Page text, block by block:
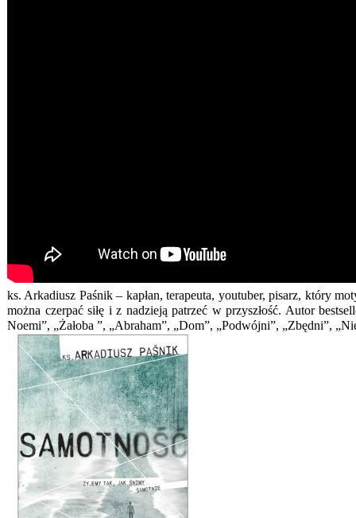
ks. Arkadiusz Paśnik – kapłan, terapeuta, youtuber, pisarz, który
można czerpać siłę i z nadzieją patrzeć w przyszłość. Autor
Noemi”, „Żałoba ”, „Abraham”, „Dom”, „Podwójni”, „Zbędni”,